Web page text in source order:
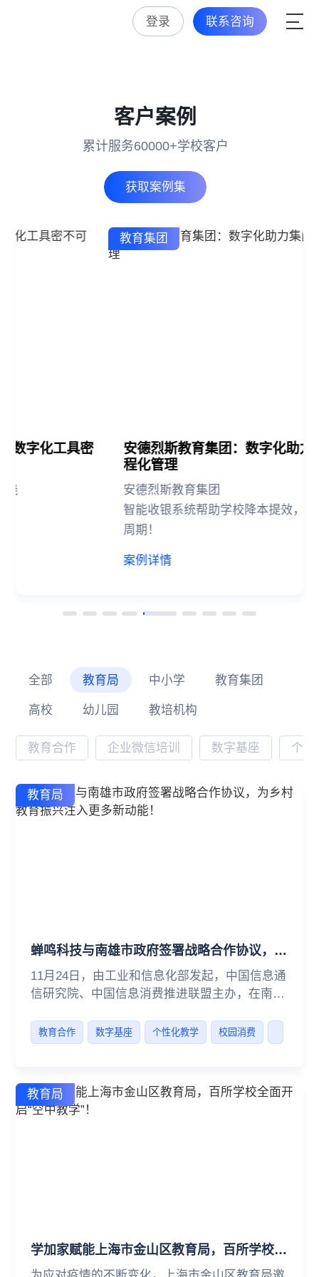
登录 联系咨询
客户案例
累计服务60000+学校客户
获取案例集
安德烈斯教育集团：数字化助力集团财务流
安德烈斯教育集团
智能收银系统帮助学校降本提效，高效缩短缴费
教育集团
全部 教育局 中小学 教育集团
高校 幼儿园 教培机构
教育合作 企业微信培训 数字基座 个性
教育局
蝉鸣科技与南雄市政府签署战略合作协议，为乡村教育振兴注入更多新动能！
11月24日，由工业和信息化部发起，中国信息通
信研究院、中国信息消费推进联盟主办，在南雄
县行活动（南雄站）上，蝉鸣科技（西安）有限
公司作为乡村教育振兴核心合作伙伴与南雄市人
转型平台、应用及服务等方面展开深度合作。
教育合作 数字基座 个性化教学 校园消费
教育局
学加家赋能上海市金山区教育局，百所学校全面开启“空中教学”！